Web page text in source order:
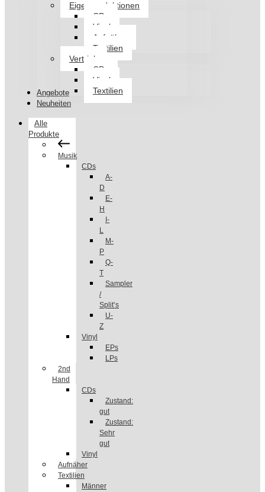
Eigenproduktionen
CDs
Vinyl
Aufnäher
Textilien
Vertrieb
CDs
Vinyl
Textilien
Angebote
Neuheiten
Alle
Produkte
Musik
CDs
A-
D
E-
H
I-
L
M-
P
Q-
T
Sampler
/
Split’s
U-
Z
Vinyl
EPs
LPs
2nd
Hand
CDs
Zustand:
gut
Zustand:
Sehr
gut
Vinyl
Aufnäher
Textilien
Männer